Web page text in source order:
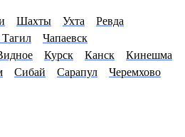
Шахты Ухта
Ревда
Чапаевск
Курск Канск
Кинешма
Сибай Сарапул
Черемхово